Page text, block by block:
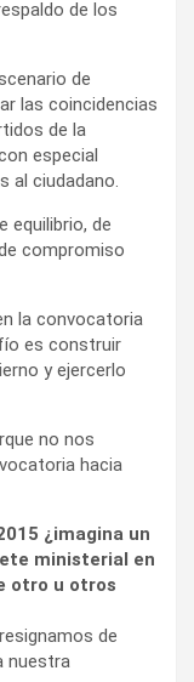
de los
de
las coincidencias
de la
especial
al ciudadano.
equilibrio, de
compromiso
la convocatoria
es construir
y ejercerlo
no nos
hacia
¿imagina un
ministerial en
otro u otros
de
nuestra